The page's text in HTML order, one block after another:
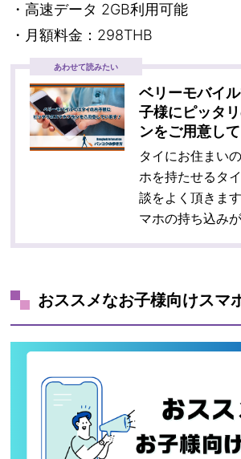
・高速データ 2GB利用可能
・月額料金：298THB
あわせて読みたい
ベリーモバイ
子様にピッタ
ンをご用意し
タイにお住まい
ホを持たせるタ
談をよく頂きま
マホの持ち込み
おススメなお子様向けスマ